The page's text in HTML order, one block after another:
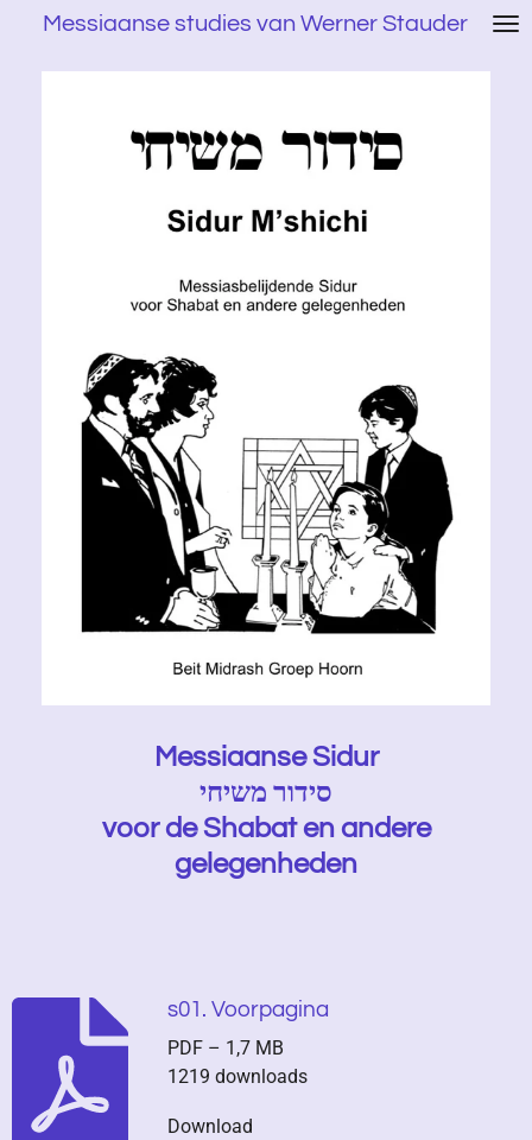
Messiaanse studies van Werner Stauder
Messiaanse Sidur
סידור משיחי
voor de Shabat en andere
gelegenheden
s01. Voorpagina
PDF – 1,7 MB
1219 downloads
Download